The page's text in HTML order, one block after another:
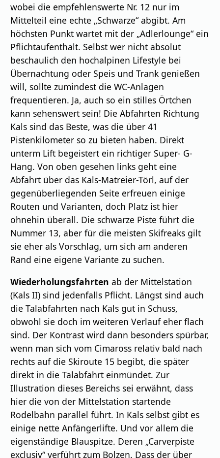
wobei die empfehlenswerte Nr. 12 nur im
Mittelteil eine echte „Schwarze“ abgibt. Am
höchsten Punkt wartet mit der „Adlerlounge“ ein
Pflichtaufenthalt. Selbst wer nicht absolut
beschaulich den hochalpinen Lifestyle bei
Übernachtung oder Speis und Trank genießen
will, sollte zumindest die WC-Anlagen
frequentieren. Ja, auch so ein stilles Örtchen
kann sehenswert sein! Die Abfahrten Richtung
Kals sind das Beste, was die über 41
Pistenkilometer so zu bieten haben. Direkt
unterm Lift begeistert ein richtiger Super- G-
Hang. Von oben gesehen links geht eine
Abfahrt über das Kals-Matreier-Törl, auf der
gegenüberliegenden Seite erfreuen einige
Routen und Varianten, doch Platz ist hier
ohnehin überall. Die schwarze Piste führt die
Nummer 13, aber für die meisten Skifreaks gilt
sie eher als Vorschlag, um sich am anderen
Rand eine eigene Variante zu suchen.
Wiederholungsfahrtenab der Mittelstation
(Kals II) sind jedenfalls Pflicht. Längst sind auch
die Talabfahrten nach Kals gut in Schuss,
obwohl sie doch im weiteren Verlauf eher flach
sind. Der Kontrast wird dann besonders spürbar,
wenn man sich vom Cimaross relativ bald nach
rechts auf die Skiroute 15 begibt, die später
direkt in die Talabfahrt einmündet. Zur
Illustration dieses Bereichs sei erwähnt, dass
hier die von der Mittelstation startende
Rodelbahn parallel führt. In Kals selbst gibt es
einige nette Anfängerlifte. Und vor allem die
eigenständige Blauspitze. Deren „Carverpiste
exclusiv“ verführt zum Bolzen. Dass der über